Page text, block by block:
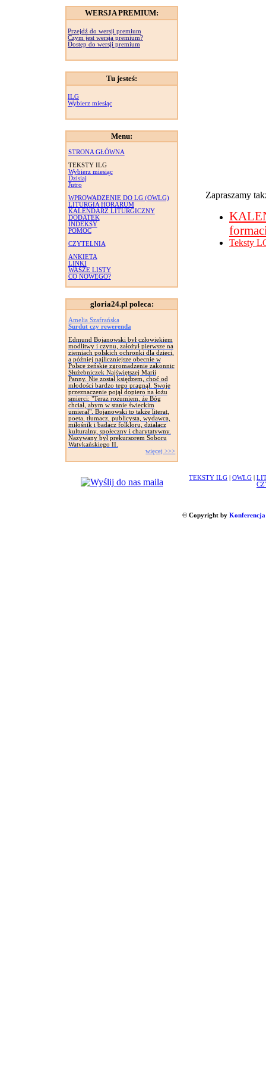
WERSJA PREMIUM:
Przejdź do wersji premium
Czym jest wersja premium?
Dostęp do wersji premium
Tu jesteś:
ILG
Wybierz miesiąc
Menu:
STRONA GŁÓWNA
TEKSTY ILG
Wybierz miesiąc
Dzisiaj
Jutro
WPROWADZENIE DO LG (OWLG)
LITURGIA HORARUM
KALENDARZ LITURGICZNY
DODATEK
INDEKSY
POMOC
CZYTELNIA
ANKIETA
LINKI
WASZE LISTY
CO NOWEGO?
gloria24.pl poleca:
Amelia Szafrańska
Surdut czy rewerenda
Edmund Bojanowski był człowiekiem
modlitwy i czynu, założył pierwsze na
ziemiach polskich ochronki dla dzieci,
a później najliczniejsze obecnie w
Polsce żeńskie zgromadzenie zakonnic
Służebniczek Najświętszej Marii
Panny. Nie został księdzem, choć od
młodości bardzo tego pragnął. Swoje
przeznaczenie pojął dopiero na łożu
smierci: "Teraz rozumiem, że Bóg
chciał, abym w stanie świeckim
umierał". Bojanowski to także literat,
poeta, tłumacz, publicysta, wydawca,
miłośnik i badacz folkloru, działacz
kulturalny, społeczny i charytatywny.
Nazywany był prekursorem Soboru
Watykańskiego II.
więcej >>>
Zapraszamy
Teksty
TEKSTY ILG OWLG
© Copyright by Konferencja